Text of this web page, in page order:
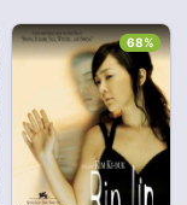
68%